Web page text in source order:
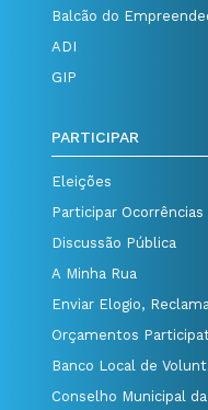
Balcão do
ADI
GIP
PARTICIPAR
Eleições
Participar Ocorrências
Discussão Pública
A Minha Rua
Enviar Elogio,
Orçamentos
Banco Local de
Conselho Municipal